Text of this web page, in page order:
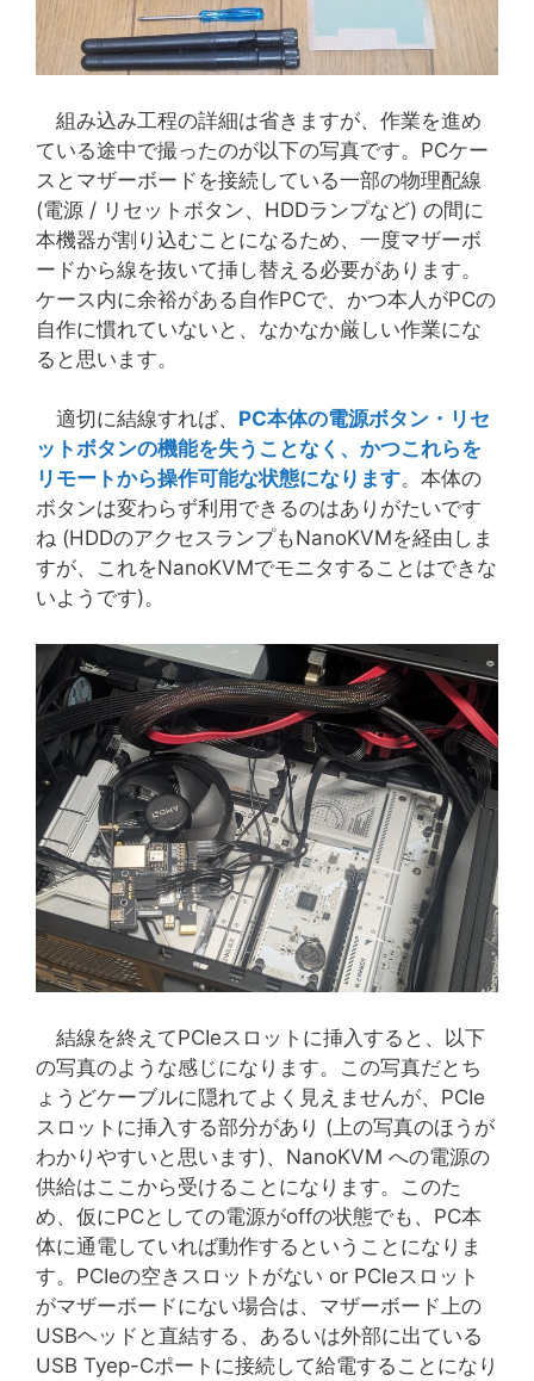
組み込み工程の詳細は省きますが、作業を進め
ている途中で撮ったのが以下の写真です。PCケー
スとマザーボードを接続している一部の物理配線
(電源 / リセットボタン、HDDランプなど) の間に
本機器が割り込むことになるため、一度マザーボ
ードから線を抜いて挿し替える必要があります。
ケース内に余裕がある自作PCで、かつ本人がPCの
自作に慣れていないと、なかなか厳しい作業にな
ると思います。
適切に結線すれば、 PC本体の電源ボタン・リセ
ットボタンの機能を失うことなく、かつこれらを
リモートから操作可能な状態になります。本体の
ボタンは変わらず利用できるのはありがたいです
ね (HDDのアクセスランプもNanoKVMを経由しま
すが、これをNanoKVMでモニタすることはできな
いようです)。
結線を終えてPCIeスロットに挿入すると、以下
の写真のような感じになります。この写真だとち
ょうどケーブルに隠れてよく見えませんが、PCIe
スロットに挿入する部分があり (上の写真のほうが
わかりやすいと思います)、NanoKVM への電源の
供給はここから受けることになります。このた
め、仮にPCとしての電源がoffの状態でも、PC本
体に通電していれば動作するということになりま
す。PCIeの空きスロットがない or PCIeスロット
がマザーボードにない場合は、マザーボード上の
USBヘッドと直結する、あるいは外部に出ている
USB Tyep-Cポートに接続して給電することになり